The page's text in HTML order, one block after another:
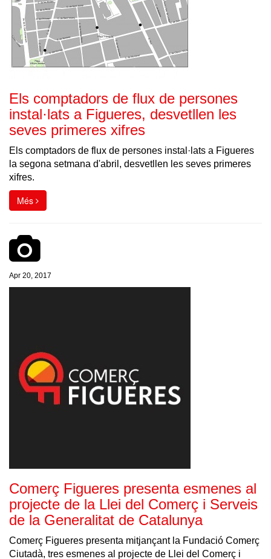
Els comptadors de flux de persones
instal·lats a Figueres, desvetllen les
seves primeres xifres
Els comptadors de flux de persones instal·lats a Figueres
la segona setmana d'abril, desvetllen les seves primeres
xifres.
Més
Apr 20, 2017
Comerç Figueres presenta esmenes al
projecte de la Llei del Comerç i Serveis
de la Generalitat de Catalunya
Comerç Figueres presenta mitjançant la Fundació Comerç
Ciutadà, tres esmenes al projecte de Llei del Comerç i